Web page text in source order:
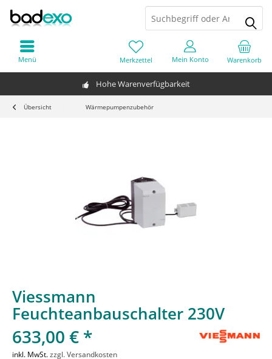
Hohe Warenverfügbarkeit
Warenkorb
Merkzettel Mein Konto
Menü
Übersicht Wärmepumpenzubehör
Viessmann
Feuchteanbauschalter 230V
633,00 € *
inkl. MwSt.zzgl. Versandkosten